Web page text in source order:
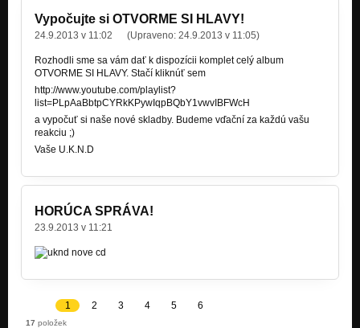
Vypočujte si OTVORME SI HLAVY!
24.9.2013 v 11:02 (Upraveno: 24.9.2013 v 11:05)
Rozhodli sme sa vám dať k dispozícii komplet celý album
OTVORME SI HLAVY. Stačí kliknúť sem
http://www.youtube.com/playlist?
list=PLpAaBbtpCYRkKPywIqpBQbY1vwvIBFWcH
a vypočuť si naše nové skladby. Budeme vďační za každú vašu
reakciu ;)
Vaše U.K.N.D
HORÚCA SPRÁVA!
23.9.2013 v 11:21
1 2 3 4 5 6
17 položek